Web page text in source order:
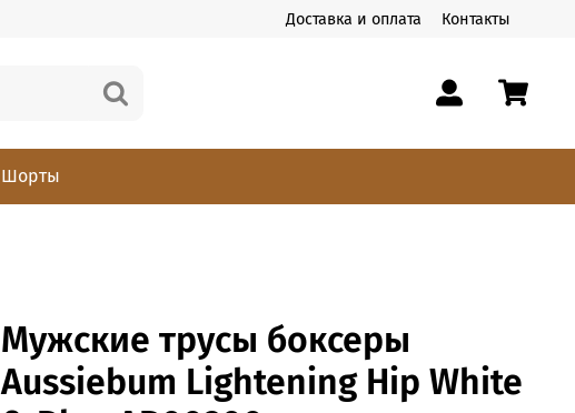
Доставка и оплата Контакты
Шорты
Мужские трусы боксеры
Aussiebum Lightening Hip White